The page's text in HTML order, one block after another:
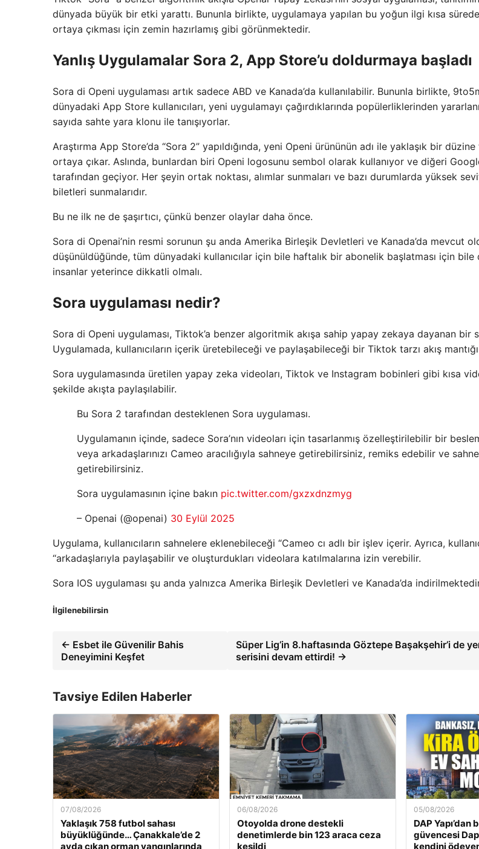
dünyada büyük bir etki yarattı. Bununla birlikte, uygulamaya yapılan bu yoğun ilgi kısa
ortaya çıkması için zemin hazırlamış gibi görünmektedir.
Yanlış Uygulamalar Sora 2, App Store’u doldurmaya başladı
Sora di Openi uygulaması artık sadece ABD ve Kanada’da kullanılabilir. Bununla birlikte,
dünyadaki App Store kullanıcıları, yeni uygulamayı çağırdıklarında popülerliklerinden
sayıda sahte yara klonu ile tanışıyorlar.
Araştırma App Store’da “Sora 2” yapıldığında, yeni Openi ürününün adı ile yaklaşık bir
ortaya çıkar. Aslında, bunlardan biri Openi logosunu sembol olarak kullanıyor ve diğeri
tarafından geçiyor. Her şeyin ortak noktası, alımlar sunmaları ve bazı durumlarda yüksek
biletleri sunmalarıdır.
Bu ne ilk ne de şaşırtıcı, çünkü benzer olaylar daha önce.
Sora di Openai’nin resmi sorunun şu anda Amerika Birleşik Devletleri ve Kanada’da mevcut
düşünüldüğünde, tüm dünyadaki kullanıcılar için bile haftalık bir abonelik başlatması için bile
insanlar yeterince dikkatli olmalı.
Sora uygulaması nedir?
Sora di Openi uygulaması, Tiktok’a benzer algoritmik akışa sahip yapay zekaya dayanan bir
Uygulamada, kullanıcıların içerik üretebileceği ve paylaşabileceği bir Tiktok tarzı akış mantığı
Sora uygulamasında üretilen yapay zeka videoları, Tiktok ve Instagram bobinleri gibi kısa
şekilde akışta paylaşılabilir.
Bu Sora 2 tarafından desteklenen Sora uygulaması.
Uygulamanın içinde, sadece Sora’nın videoları için tasarlanmış özelleştirilebilir bir
veya arkadaşlarınızı Cameo aracılığıyla sahneye getirebilirsiniz, remiks edebilir ve
getirebilirsiniz.
Sora uygulamasının içine bakın pic.twitter.com/gxzxdnzmyg
– Openai (@openai) 30 Eylül 2025
Uygulama, kullanıcıların sahnelere eklenebileceği “Cameo cı adlı bir işlev içerir. Ayrıca,
“arkadaşlarıyla paylaşabilir ve oluşturdukları videolara katılmalarına izin verebilir.
Sora IOS uygulaması şu anda yalnızca Amerika Birleşik Devletleri ve Kanada’da
İlgilenebilirsin
← Esbet ile Güvenilir Bahis
Deneyimini Keşfet
Süper Lig’in 8.haftasında Göztepe Başakşehir’i de
serisini devam ettirdi! →
Tavsiye Edilen Haberler
07/08/2026
Yaklaşık 758 futbol sahası
büyüklüğünde… Çanakkale’de 2
ayda çıkan orman yangınlarında
06/08/2026
Otoyolda drone destekli
denetimlerde bin 123 araca ceza
kesildi
05/08/2026
DAP
güvencesi
kendini